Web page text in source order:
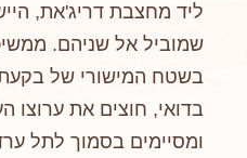
ליד מחצבת דריג'את,
שמוביל אל שניהם.
בשטח המישורי של בקעת
בדואי, חוצים את ערוצו
ומסיימים בסמוך לתל ערד